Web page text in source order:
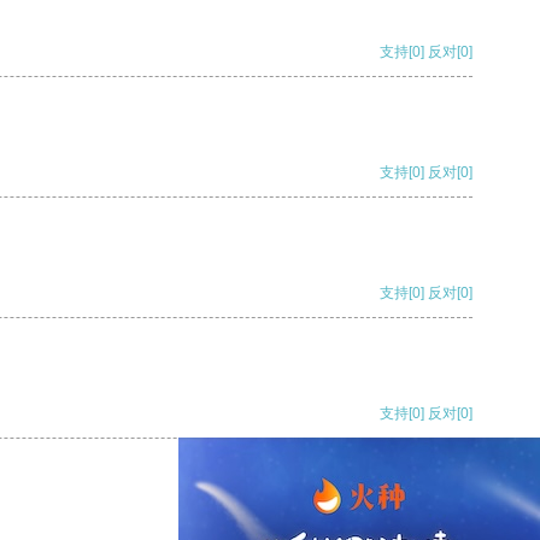
支持[0] 反对[0]
支持[0] 反对[0]
支持[0] 反对[0]
支持[0] 反对[0]
支持 反对